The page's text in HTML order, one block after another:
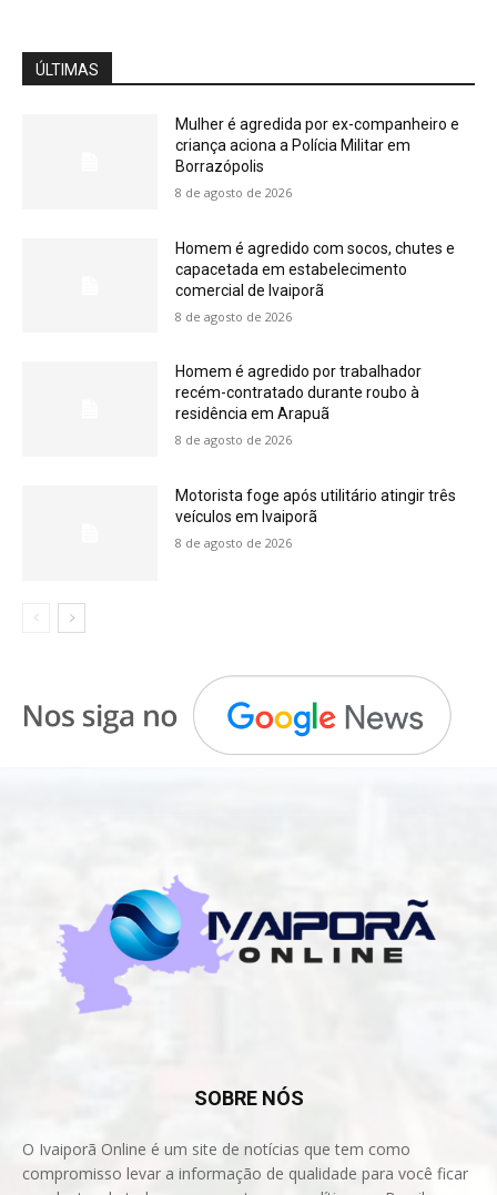
ÚLTIMAS
Mulher é agredida por ex-companheiro e
criança aciona a Polícia Militar em
Borrazópolis
8 de agosto de 2026
Homem é agredido com socos, chutes e
capacetada em estabelecimento
comercial de Ivaiporã
8 de agosto de 2026
Homem é agredido por trabalhador
recém-contratado durante roubo à
residência em Arapuã
8 de agosto de 2026
Motorista foge após utilitário atingir três
veículos em Ivaiporã
8 de agosto de 2026
SOBRE NÓS
O Ivaiporã Online é um site de notícias que tem como
compromisso levar a informação de qualidade para você ficar